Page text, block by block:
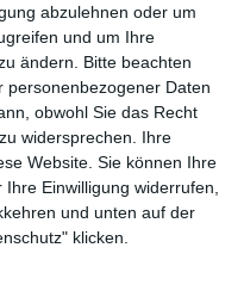
abzulehnen oder um
und um Ihre
ändern.
Bitte beachten
personenbezogener Daten
obwohl Sie das Recht
widersprechen. Ihre
Website. Sie können Ihre
Einwilligung widerrufen,
und unten auf der
klicken.
kennt jeder. Doch wie
sie von zwei zerstrittenen
vielleicht nicht jedem
schließen möchte, der
Brüder und Rivaleneinen
werden darin von den
Nachkriegsjahren die
der Zweiteiler an